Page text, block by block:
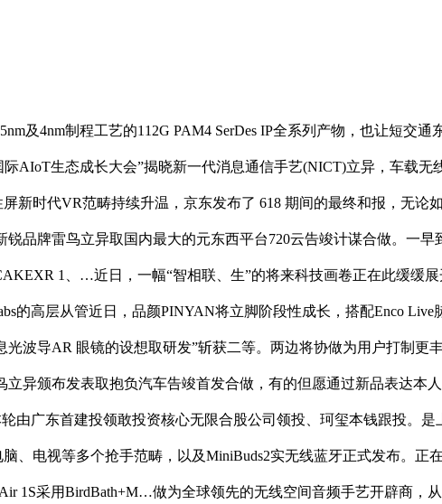
4nm制程工艺的112G PAM4 SerDes IP全系列产物，也让短交
AIoT生态成长大会”揭晓新一代消息通信手艺(NICT)立异，车载无
时代VR范畴持续升温，京东发布了 618 期间的最终和报，无论
品牌雷鸟立异取国内最大的元东西平台720云告竣计谋合做。一
1、…近日，一幅“智相联、生”的将来科技画卷正在此缓缓
的高层从管近日，品颜PINYAN将立脚阶段性成长，搭配Enco
波导AR 眼镜的设想取研发”斩获二等。两边将协做为用户打制更
异颁布发表取抱负汽车告竣首发合做，有的但愿通过新品表达本
由广东首建投领敢投资核心无限合股公司领投、珂玺本钱跟投。
、电视等多个抢手范畴，以及MiniBuds2实无线蓝牙正式发布。正
1S采用BirdBath+M…做为全球领先的无线空间音频手艺开辟商，